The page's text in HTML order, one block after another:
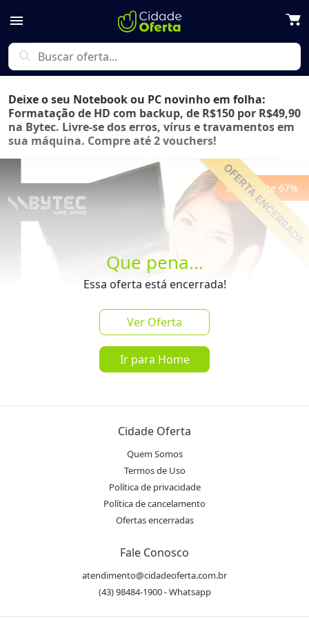
menu
search
Que pena...
Essa oferta está encerrada!
Ver Oferta
Ir para Home
Deixe o seu Notebook ou PC novinho em folha:
Formatação de HD com backup, de R$150 por R$49,90
na Bytec. Livre-se dos erros, vírus e travamentos em
sua máquina. Compre até 2 vouchers!
Economize 67%
Mais de 10 Vendidos
Oferta encerrada
lock Transação Segura
Oferta no seu WhatsApp!
Destaques & Regras
Cidade Oferta
Quem Somos
Termos de Uso
Política de privacidade
Política de cancelamento
Ofertas encerradas
Fale Conosco
atendimento@cidadeoferta.com.br
(43) 98484-1900 - Whatsapp